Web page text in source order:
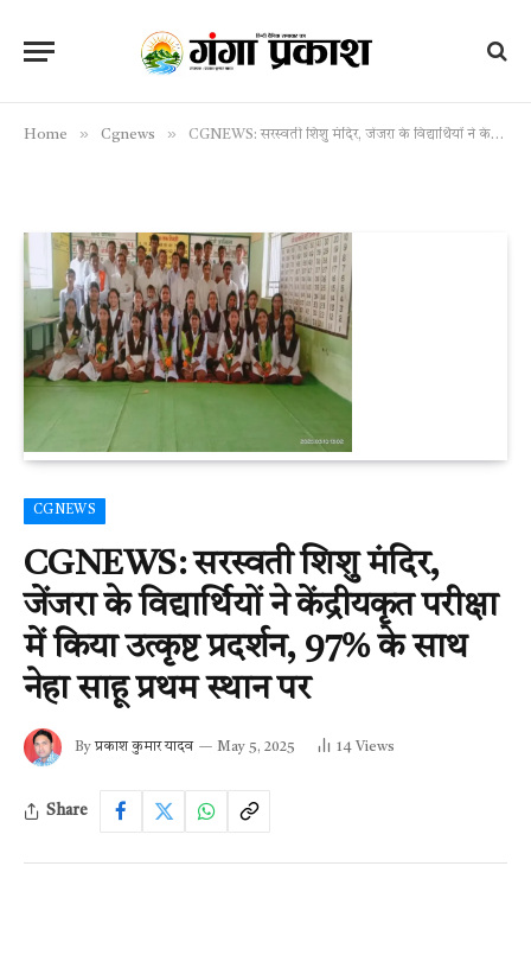
Home » Cgnews » CGNEWS: सरस्वती शिशु मंदिर, जेंजरा के विद्यार्थियों ने केंद्रीयकृत परीक्षा में किया उत्कृष्ट प्रदर्शन, 97% के साथ नेहा साहू प्रथम स्थान पर
CGNEWS
CGNEWS: सरस्वती शिशु मंदिर,
जेंजरा के विद्यार्थियों ने केंद्रीयकृत परीक्षा
में किया उत्कृष्ट प्रदर्शन, 97% के साथ
नेहा साहू प्रथम स्थान पर
By प्रकाश कुमार यादव May 5, 2025 14 Views
Share